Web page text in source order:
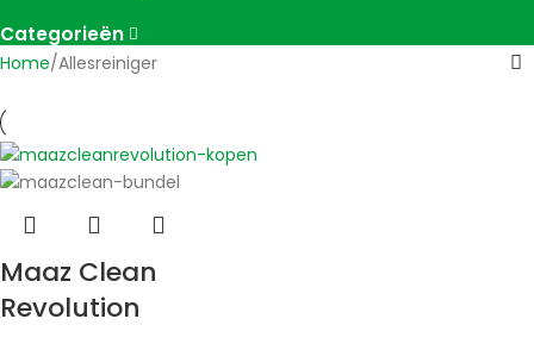
Categorieën
Home Allesreiniger
Maaz Clean
Revolution